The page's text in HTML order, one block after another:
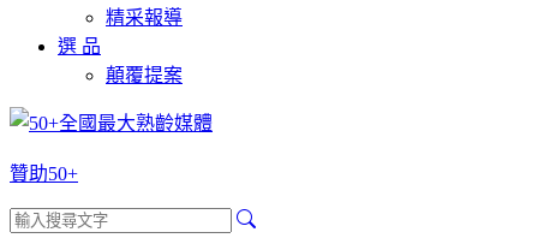
精采報導
選 品
顛覆提案
贊助50+